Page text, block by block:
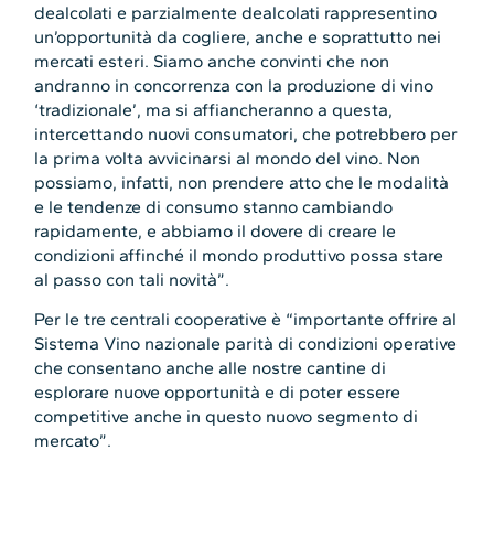
dealcolati e parzialmente dealcolati rappresentino
un’opportunità da cogliere, anche e soprattutto nei
mercati esteri. Siamo anche convinti che non
andranno in concorrenza con la produzione di vino
‘tradizionale’, ma si affiancheranno a questa,
intercettando nuovi consumatori, che potrebbero per
la prima volta avvicinarsi al mondo del vino. Non
possiamo, infatti, non prendere atto che le modalità
e le tendenze di consumo stanno cambiando
rapidamente, e abbiamo il dovere di creare le
condizioni affinché il mondo produttivo possa stare
al passo con tali novità”.
Per le tre centrali cooperative è “importante offrire al
Sistema Vino nazionale parità di condizioni operative
che consentano anche alle nostre cantine di
esplorare nuove opportunità e di poter essere
competitive anche in questo nuovo segmento di
mercato”.